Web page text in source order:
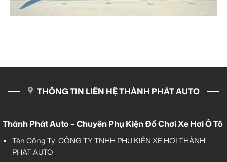
THÔNG TIN LIÊN HỆ THÀNH PHÁT AUTO
Thành Phát Auto – Chuyên Phụ Kiện Đồ Chơi Xe Hơi Ô Tô
Tên Công Ty: CÔNG TY TNHH PHỤ KIỆN XE HƠI THÀNH
PHÁT AUTO